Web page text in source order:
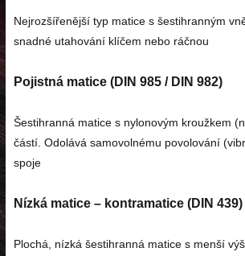
Nejrozšířenější typ matice s šestihranným
snadné utahování klíčem nebo ráčnou
Pojistná matice (DIN 985 / DIN 982)
Šestihranná matice s nylonovým kroužkem
částí. Odolává samovolnému povolování
spoje
Nízká matice – kontramatice (DIN 439)
Plochá, nízká šestihranná matice s menší